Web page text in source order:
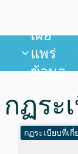
เผย
แพร่
ข้อมูล
กฏระ
กฏระเบียบที่เกี่